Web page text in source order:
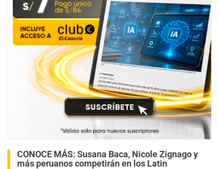
CONOCE MÁS: Susana Baca, Nicole Zignago y
más peruanos competirán en los Latin